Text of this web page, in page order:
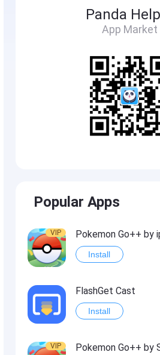
Panda
App Market
Popular Apps
VIP Pokemon Go++ by
Install
FlashGet Cast
Install
VIP Pokemon Go++ by